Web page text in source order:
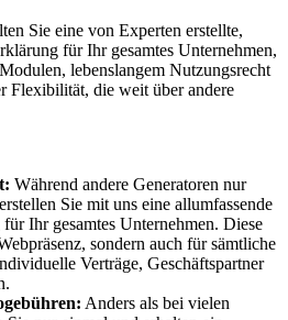
Sie eine von Experten erstellte,
für Ihr gesamtes Unternehmen,
lebenslangem Nutzungsrecht
Flexibilität, die weit über andere
Während andere Generatoren nur
Sie mit uns eine allumfassende
Ihr gesamtes Unternehmen. Diese
sondern auch für sämtliche
Verträge, Geschäftspartner
Anders als bei vielen